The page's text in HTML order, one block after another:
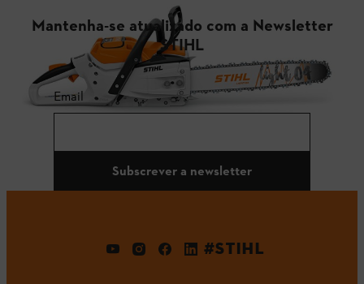
Mantenha-se atualizado com a Newsletter
STIHL
Email
Subscrever a newsletter
#STIHL